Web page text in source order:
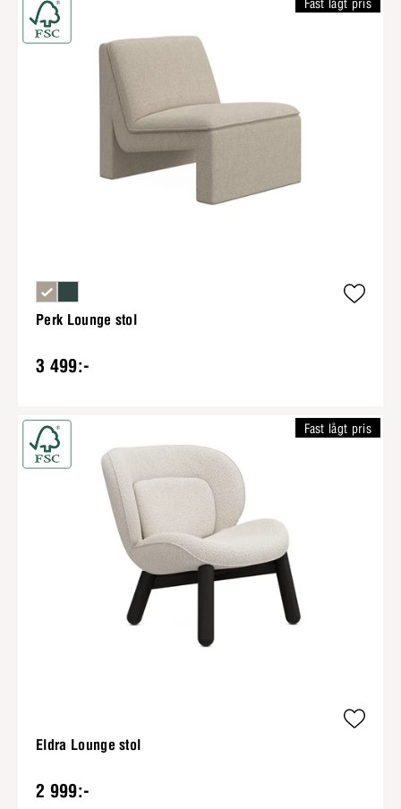
Perk Lounge stol
3 499:-
Fast lågt pris
Eldra Lounge stol
2 999:-
Fast lågt pris